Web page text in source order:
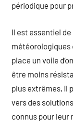
périodique pour
Il est essentiel
météorologiques
place un voile
être moins
plus extrêmes, il
vers des
connus pour leur